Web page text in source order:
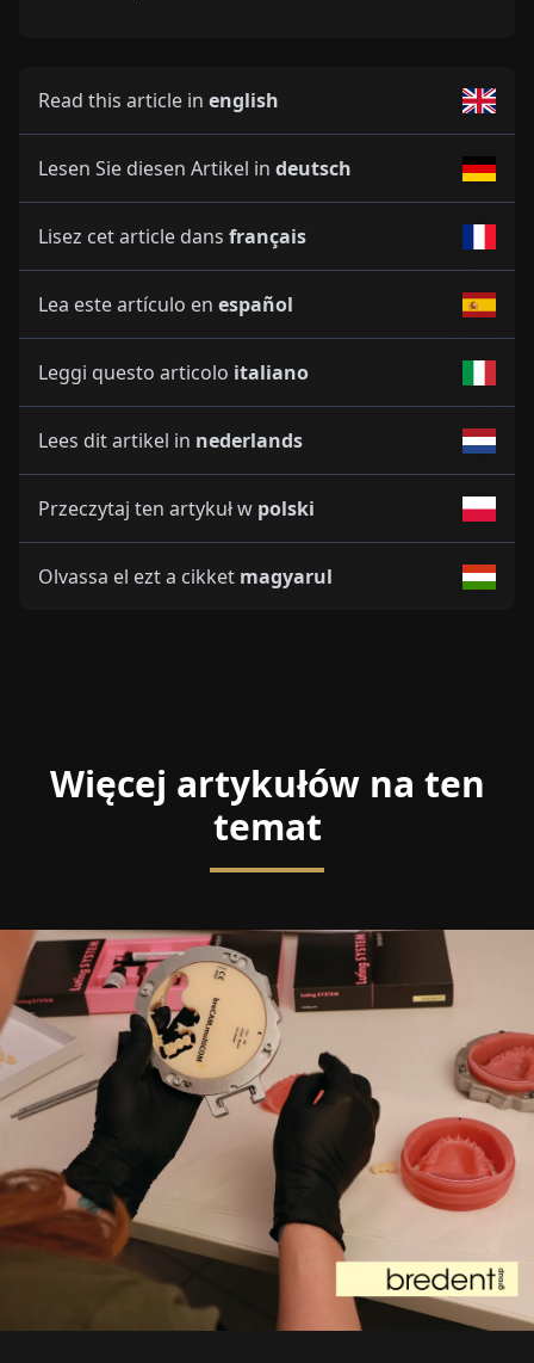
Read this article in english
Lesen Sie diesen Artikel in deutsch
Lisez cet article dans français
Lea este artículo en español
Leggi questo articolo italiano
Lees dit artikel in nederlands
Przeczytaj ten artykuł w polski
Olvassa el ezt a cikket magyarul
Więcej artykułów na ten
temat